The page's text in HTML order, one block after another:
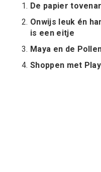
De papier
Onwijs leuk én
is een eitje
Maya en de
Shoppen met